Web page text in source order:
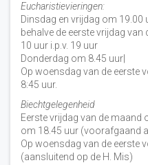
Eucharistievieringen:
Dinsdag en vrijdag om 19.00
behalve de eerste vrijdag
10 uur i.p.v. 19 uur
Donderdag om 8.45 uur|
Op woensdag van de eerste
8:45 uur.
Biechtgelegenheid
Eerste vrijdag van de maand
om 18.45 uur (voorafgaand
Op woensdag van de eerste
(aansluitend op de H. Mis)